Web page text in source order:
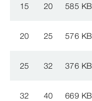
15 20 585 KB
20 25 576 KB
25 32 376 KB
32 40 669 KB